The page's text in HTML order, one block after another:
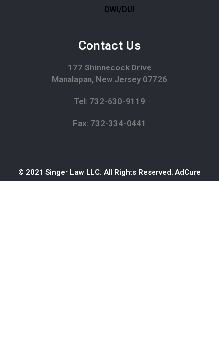
DWI/DUI
Contact Us
177 Shinnecock Drive
Manalapan, New Jersey 07726
Tel: 732-630-9119
Fax: 732-334-0441
© 2021 Singer Law LLC. All Rights Reserved. AdCure